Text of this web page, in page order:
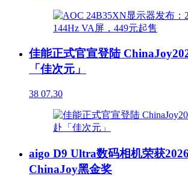
佳能正式官宣登陆
「佳次元」
38 07.30
aigo D9 Ultra数码相机荣获
ChinaJoy黑金奖